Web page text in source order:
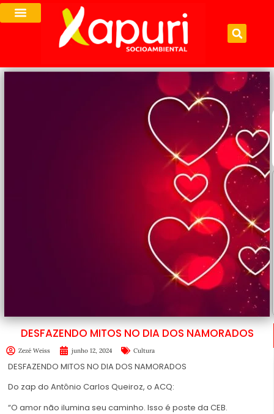
DESFAZENDO MITOS NO DIA DOS NAMORADOS
Zezé Weiss junho 12, 2024 Cultura
DESFAZENDO MITOS NO DIA DOS NAMORADOS
Do zap do Antônio Carlos Queiroz, o ACQ:
“O amor não ilumina seu caminho. Isso é poste da CEB.